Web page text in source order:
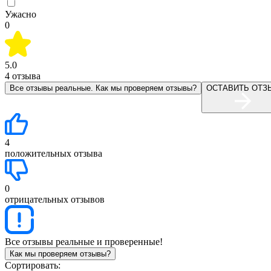
Ужасно
0
5.0
4 отзыва
Все отзывы реальные. Как мы проверяем отзывы? ОСТАВИТЬ
4
положительных отзыва
0
отрицательных отзывов
Все отзывы реальные и проверенные!
Как мы проверяем отзывы?
Сортировать: